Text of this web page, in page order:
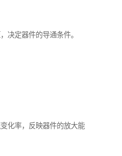
决定器件的导通条件。
化率，反映器件的放大能